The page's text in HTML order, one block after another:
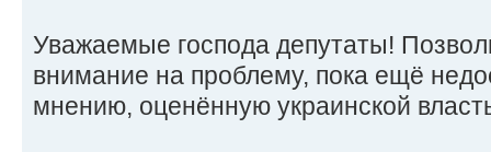
Уважаемые господа депутаты!
внимание на проблему, пока ещё
мнению, оценённую украинской